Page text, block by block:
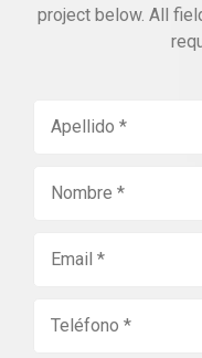
project below. All